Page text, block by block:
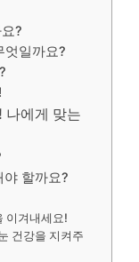
?
엇일까요?
나에게 맞는
할까요?
이겨내세요!
건강을 지켜주